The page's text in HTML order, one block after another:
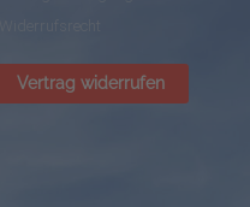
Vertrag widerrufen